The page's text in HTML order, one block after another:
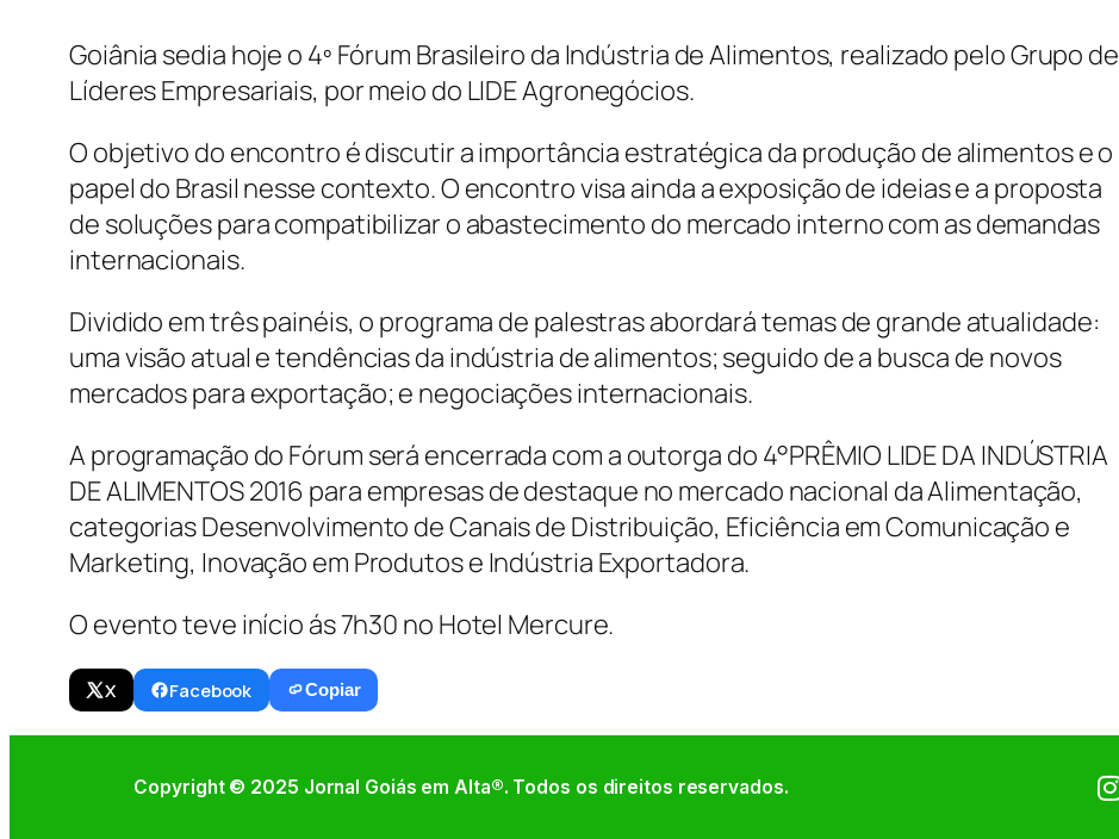
X Facebook Copiar
Goiânia sedia hoje o 4º Fórum Brasileiro da Indústria de Alimentos, realizado pelo Grupo de
Líderes Empresariais, por meio do LIDE Agronegócios.
O objetivo do encontro é discutir a importância estratégica da produção de alimentos e o
papel do Brasil nesse contexto. O encontro visa ainda a exposição de ideias e a proposta
de soluções para compatibilizar o abastecimento do mercado interno com as demandas
internacionais.
Dividido em três painéis, o programa de palestras abordará temas de grande atualidade:
uma visão atual e tendências da indústria de alimentos; seguido de a busca de novos
mercados para exportação; e negociações internacionais.
A programação do Fórum será encerrada com a outorga do 4°PRÊMIO LIDE DA INDÚSTRIA
DE ALIMENTOS 2016 para empresas de destaque no mercado nacional da Alimentação,
categorias Desenvolvimento de Canais de Distribuição, Eficiência em Comunicação e
Marketing, Inovação em Produtos e Indústria Exportadora.
O evento teve início ás 7h30 no Hotel Mercure.
Copyright © 2025 Jornal Goiás em Alta®. Todos os direitos reservados.